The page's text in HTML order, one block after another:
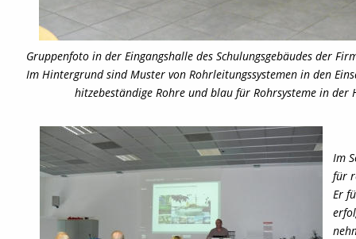
Gruppenfoto in der Eingangshalle des Schulungsgebäudes der
Im Hintergrund sind Muster von Rohrleitungssystemen in den
hitzebeständige Rohre und blau für Rohrsysteme in der
Im
für
Er